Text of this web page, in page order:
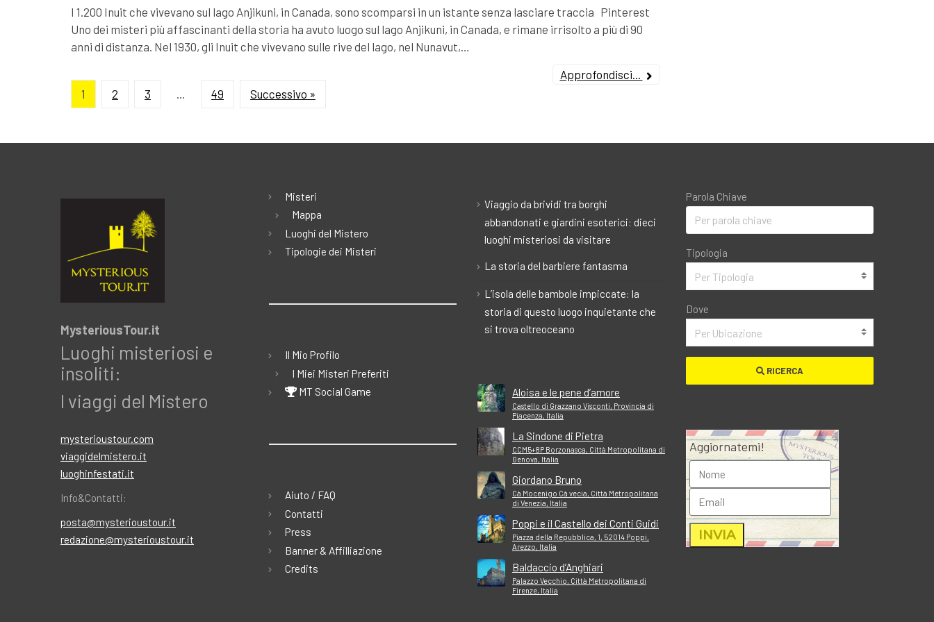
I 1.200 Inuit che vivevano sul lago Anjikuni, in Canada, sono scomparsi in un istante senza lasciare traccia Pinterest
Uno dei misteri più affascinanti della storia ha avuto luogo sul lago Anjikuni, in Canada, e rimane irrisolto a più di 90
anni di distanza. Nel 1930, gli Inuit che vivevano sulle rive del lago, nel Nunavut,…
Approfondisci...
1
2 3 49 Successivo »
MysteriousTour.it
Luoghi misteriosi e
insoliti:
I viaggi del Mistero
mysterioustour.com
viaggidelmistero.it
luoghinfestati.it
Info&Contatti:
posta@mysterioustour.it
redazione@mysterioustour.it
Misteri
Mappa
Luoghi del Mistero
Tipologie dei Misteri
Il Mio Profilo
I Miei Misteri Preferiti
MT Social Game
Aiuto / FAQ
Contatti
Press
Banner & Affilliazione
Credits
Viaggio da brividi tra borghi
abbandonati e giardini esoterici: dieci
luoghi misteriosi da visitare
La storia del barbiere fantasma
L’isola delle bambole impiccate: la
storia di questo luogo inquietante che
si trova oltreoceano
Aloisa e le pene d’amore
Castello di Grazzano Visconti, Provincia di
Piacenza, Italia
La Sindone di Pietra
CCM5+8P Borzonasca, Città Metropolitana di
Genova, Italia
Giordano Bruno
Cà Mocenigo Cà vecia, Città Metropolitana
di Venezia, Italia
Poppi e il Castello dei Conti Guidi
Piazza della Repubblica, 1, 52014 Poppi,
Arezzo, Italia
Baldaccio d’Anghiari
Palazzo Vecchio, Città Metropolitana di
Firenze, Italia
Parola Chiave
Tipologia
Per Tipologia
Dove
Per Ubicazione
RICERCA
Aggiornatemi!